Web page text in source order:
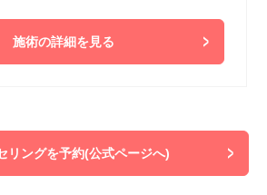
施術の詳細を見る
リングを予約(公式ページへ)